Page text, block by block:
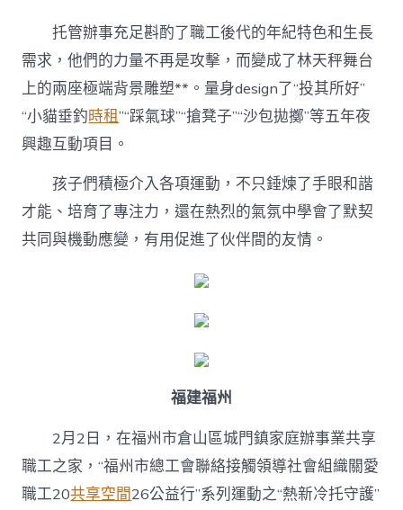
托管辦事充足斟酌了職工後代的年紀特色和生長
需求，他們的力量不再是攻擊，而變成了林天秤舞台
上的兩座極端背景雕塑**。量身design了“投其所好”
“小貓垂釣時租”“踩氣球”“搶凳子”“沙包拋擲”等五年夜
興趣互動項目。
孩子們積極介入各項運動，不只錘煉了手眼和諧
才能、培育了專注力，還在熱烈的氣氛中學會了默契
共同與機動應變，有用促進了伙伴間的友情。
福建福州
2月2日，在福州市倉山區城門鎮家庭辦事業共享
職工之家，“福州市總工會聯絡接觸領導社會組織關愛
職工20共享空間26公益行”系列運動之“熱新冷托守護”